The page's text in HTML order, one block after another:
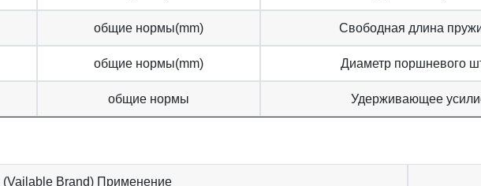
общие нормы(mm) Свободная длина
общие нормы(mm) Диаметр поршневого
общие нормы Удерживающее
(Vailable Brand) Применение